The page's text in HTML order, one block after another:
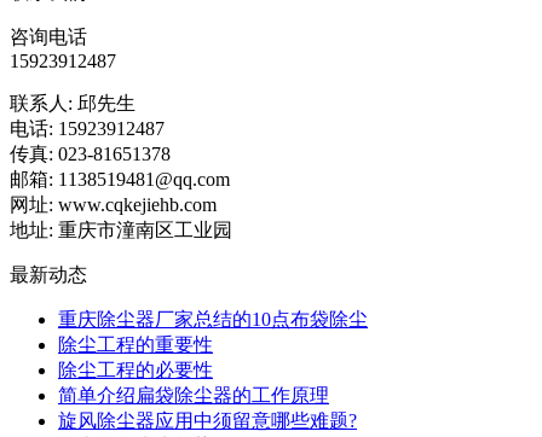
咨询电话
15923912487
联系人: 邱先生
电话: 15923912487
传真: 023-81651378
邮箱: 1138519481@qq.com
网址: www.cqkejiehb.com
地址: 重庆市潼南区工业园
最新动态
重庆除尘器厂家总结的10点布袋除尘
除尘工程的重要性
除尘工程的必要性
简单介绍扁袋除尘器的工作原理
旋风除尘器应用中须留意哪些难题?